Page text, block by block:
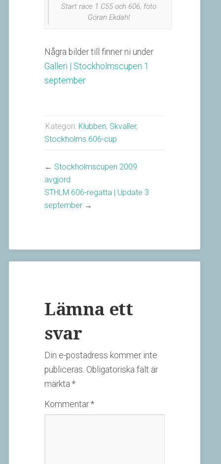
Start race 1 C55 och 606, foto
Göran Ekdahl
Några bilder till finner ni under
Galleri | Stockholmscupen 1
september
Kategori: Klubben, Skvaller,
Stockholms 606-cup
← Stockholmscupen 2009
avgjord
STHLM 606-regatta | Update 3
september→
Lämna ett
svar
Din e-postadress kommer inte
publiceras. Obligatoriska fält är
märkta *
Kommentar*